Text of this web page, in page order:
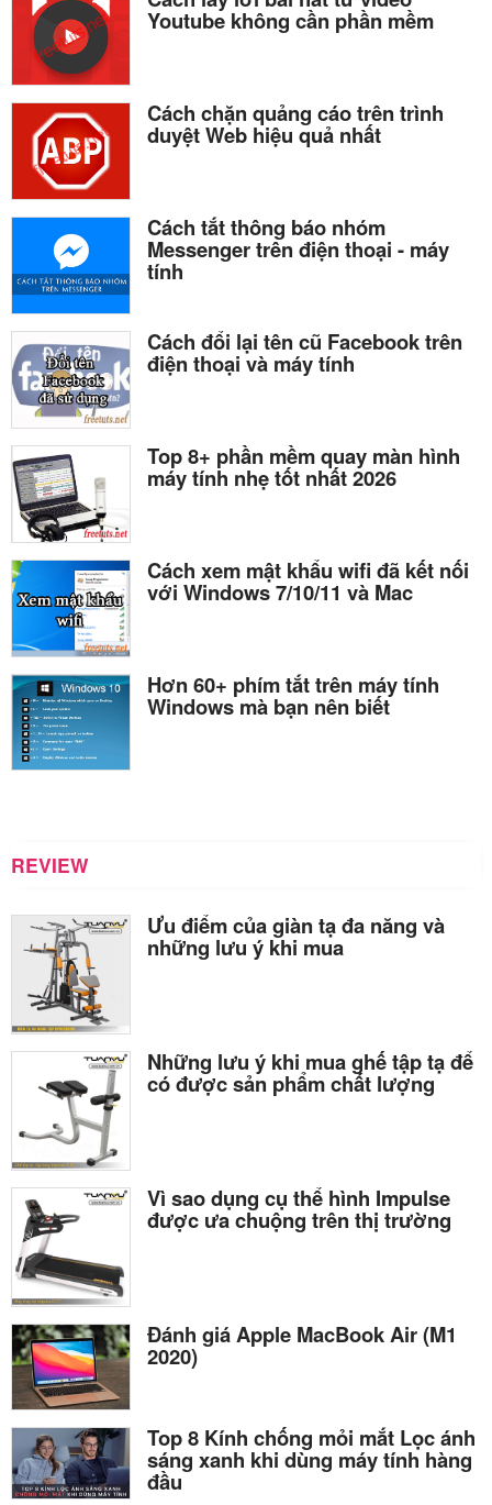
Youtube không cần phần mềm
Cách chặn quảng cáo trên trình
duyệt Web hiệu quả nhất
Cách tắt thông báo nhóm
Messenger trên điện thoại - máy
tính
Cách đổi lại tên cũ Facebook trên
điện thoại và máy tính
Top 8+ phần mềm quay màn hình
máy tính nhẹ tốt nhất 2026
Cách xem mật khẩu wifi đã kết nối
với Windows 7/10/11 và Mac
Hơn 60+ phím tắt trên máy tính
Windows mà bạn nên biết
REVIEW
Ưu điểm của giàn tạ đa năng và
những lưu ý khi mua
Những lưu ý khi mua ghế tập tạ để
có được sản phẩm chất lượng
Vì sao dụng cụ thể hình Impulse
được ưa chuộng trên thị trường
Đánh giá Apple MacBook Air (M1
2020)
Top 8 Kính chống mỏi mắt Lọc ánh
sáng xanh khi dùng máy tính hàng
đầu